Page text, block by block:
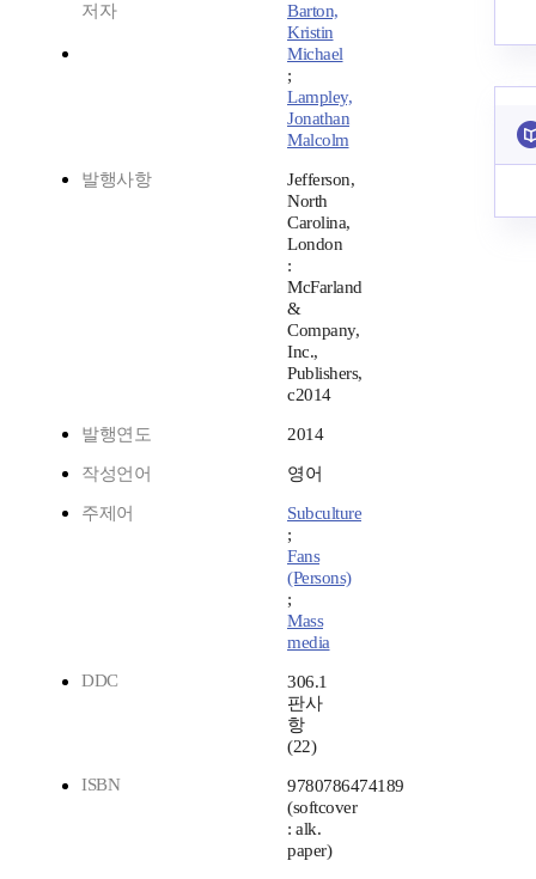
저자
Barton,
Kristin
Michael
;
Lampley,
Jonathan
Malcolm
발행사항
Jefferson,
North
Carolina,
London
:
McFarland
&
Company,
Inc.,
Publishers,
c2014
발행연도 2014
작성언어 영어
주제어
Subculture
;
Fans
(Persons)
;
Mass
media
DDC
306.1
판사
항
(22)
ISBN
9780786474189
(softcover
: alk.
paper)